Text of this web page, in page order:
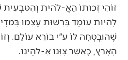
זוֹהִי זְכוּתוֹ הָאֱ-לֹהִית
לִהְיוֹת עוֹמֵד בִּרְשׁוּת עַצְמוֹ
שֶׁהוּבְטְחָה לוֹ ע״י בּוֹרֵא עוֹלָם.
הָאָרֶץ, כַּאֲשֶׁר צִוָּנוּ אֱ-לֹהֵינוּ.